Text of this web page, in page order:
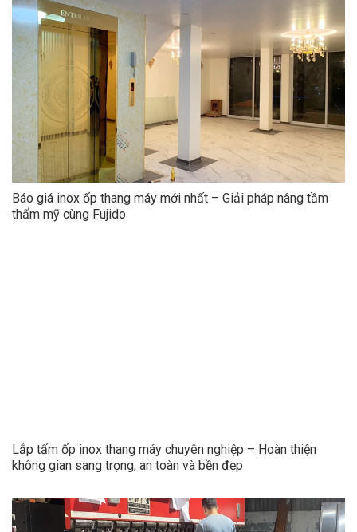
Báo giá inox ốp thang máy mới nhất – Giải pháp nâng tầm
thẩm mỹ cùng Fujido
Lắp tấm ốp inox thang máy chuyên nghiệp – Hoàn thiện
không gian sang trọng, an toàn và bền đẹp